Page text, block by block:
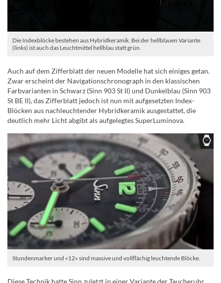
Die Indexblöcke bestehen aus Hybridkeramik. Bei der hellblauen Variante
(links) ist auch das Leuchtmittel hellblau statt grün.
Auch auf dem Zifferblatt der neuen Modelle hat sich einiges getan.
Zwar erscheint der Navigationschronograph in den klassischen
Farbvarianten in Schwarz (Sinn 903 St II) und Dunkelblau (Sinn 903
St BE II), das Zifferblatt jedoch ist nun mit aufgesetzten Index-
Blöcken aus nachleuchtender Hybridkeramik ausgestattet, die
deutlich mehr Licht abgibt als aufgelegtes SuperLuminova.
Stundenmarker und «12» sind massive und vollflächig leuchtende Blöcke.
Diese Technik hatte Sinn zuletzt in einer Variante der Taucheruhr